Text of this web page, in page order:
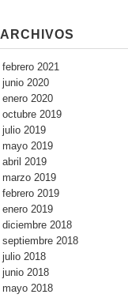
ARCHIVOS
febrero 2021
junio 2020
enero 2020
octubre 2019
julio 2019
mayo 2019
abril 2019
marzo 2019
febrero 2019
enero 2019
diciembre 2018
septiembre 2018
julio 2018
junio 2018
mayo 2018